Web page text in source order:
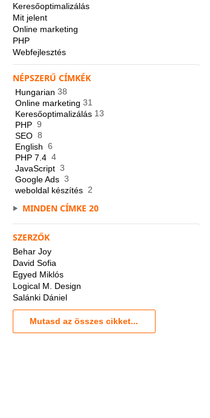
Keresőoptimalizálás
Mit jelent
Online marketing
PHP
Webfejlesztés
NÉPSZERŰ CÍMKÉK
38
Hungarian
31
Online marketing
13
Keresőoptimalizálás
9
PHP
8
SEO
6
English
4
PHP 7.4
3
JavaScript
3
Google Ads
2
weboldal készítés
MINDEN CÍMKE 20
SZERZŐK
Behar Joy
David Sofia
Egyed Miklós
Logical M. Design
Salánki Dániel
Mutasd az összes cikket...